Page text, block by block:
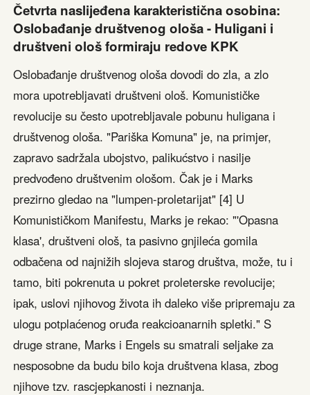
Četvrta naslijeđena karakteristična osobina:
Oslobađanje društvenog ološa - Huligani i
društveni ološ formiraju redove KPK
Oslobađanje društvenog ološa dovodi do zla, a zlo
mora upotrebljavati društveni ološ. Komunističke
revolucije su često upotrebljavale pobunu huligana i
društvenog ološa. "Pariška Komuna" je, na primjer,
zapravo sadržala ubojstvo, palikućstvo i nasilje
predvođeno društvenim ološom. Čak je i Marks
prezirno gledao na "lumpen-proletarijat" [4] U
Komunističkom Manifestu, Marks je rekao: "'Opasna
klasa', društveni ološ, ta pasivno gnjileća gomila
odbačena od najnižih slojeva starog društva, može, tu i
tamo, biti pokrenuta u pokret proleterske revolucije;
ipak, uslovi njihovog života ih daleko više pripremaju za
ulogu potplaćenog oruđa reakcioanarnih spletki." S
druge strane, Marks i Engels su smatrali seljake za
nesposobne da budu bilo koja društvena klasa, zbog
njihove tzv. rascjepkanosti i neznanja.